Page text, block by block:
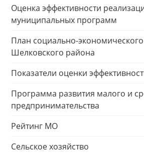
Оценка эффективности
муниципальных программ
План социально-
Шелковского района
Показатели оценки
Программа развития малого и
предпринимательства
Рейтинг МО
Сельское хозяйство